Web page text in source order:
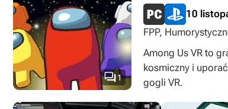
1
10
FPP,
Sieciowe, Social
Among Us VR to
kosmiczny i
gogli VR.